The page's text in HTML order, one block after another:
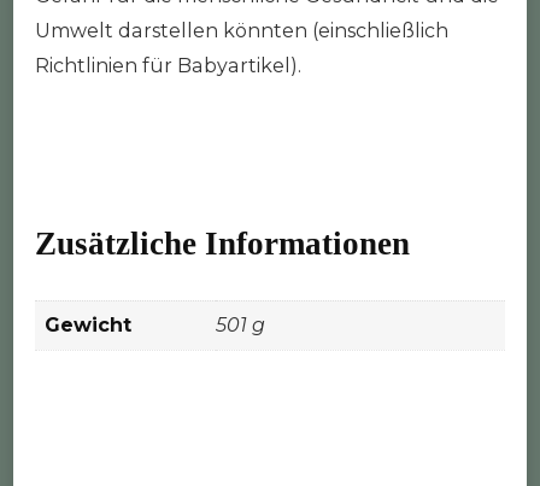
Umwelt darstellen könnten (einschließlich
Richtlinien für Babyartikel).
Zusätzliche Informationen
Gewicht 501 g